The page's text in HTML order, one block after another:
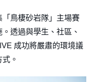
鳥棲砂岩隊」主場賽
透過與學生、社區、
成功將嚴肅的環境議
。